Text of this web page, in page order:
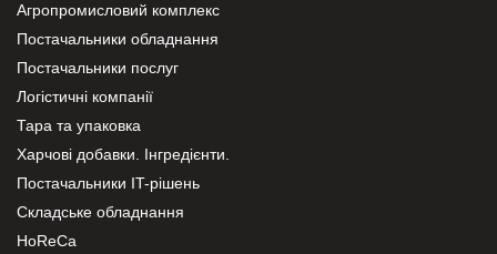
Агропромисловий комплекс
Постачальники обладнання
Постачальники послуг
Логістичні компанії
Тара та упаковка
Харчові добавки. Інгредієнти.
Постачальники IT-рішень
Складське обладнання
HoReCa